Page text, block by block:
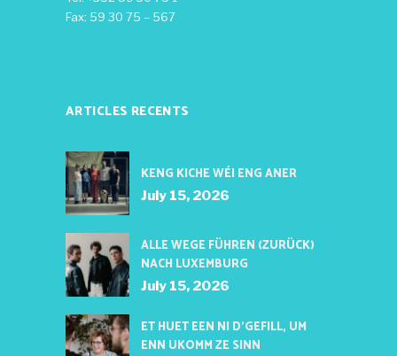
Fax: 59 30 75 – 567
ARTICLES RECENTS
KENG KICHE WÉI ENG ANER
July 15, 2026
ALLE WEGE FÜHREN (ZURÜCK)
NACH LUXEMBURG
July 15, 2026
ET HUET EEN NI D’GEFILL, UM
ENN UKOMM ZE SINN